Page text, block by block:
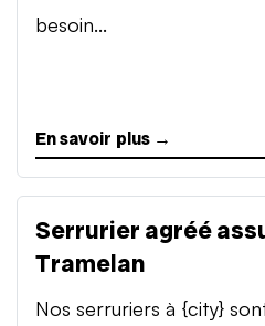
besoin...
En savoir plus →
Serrurier agréé
Tramelan
Nos serruriers à {city}